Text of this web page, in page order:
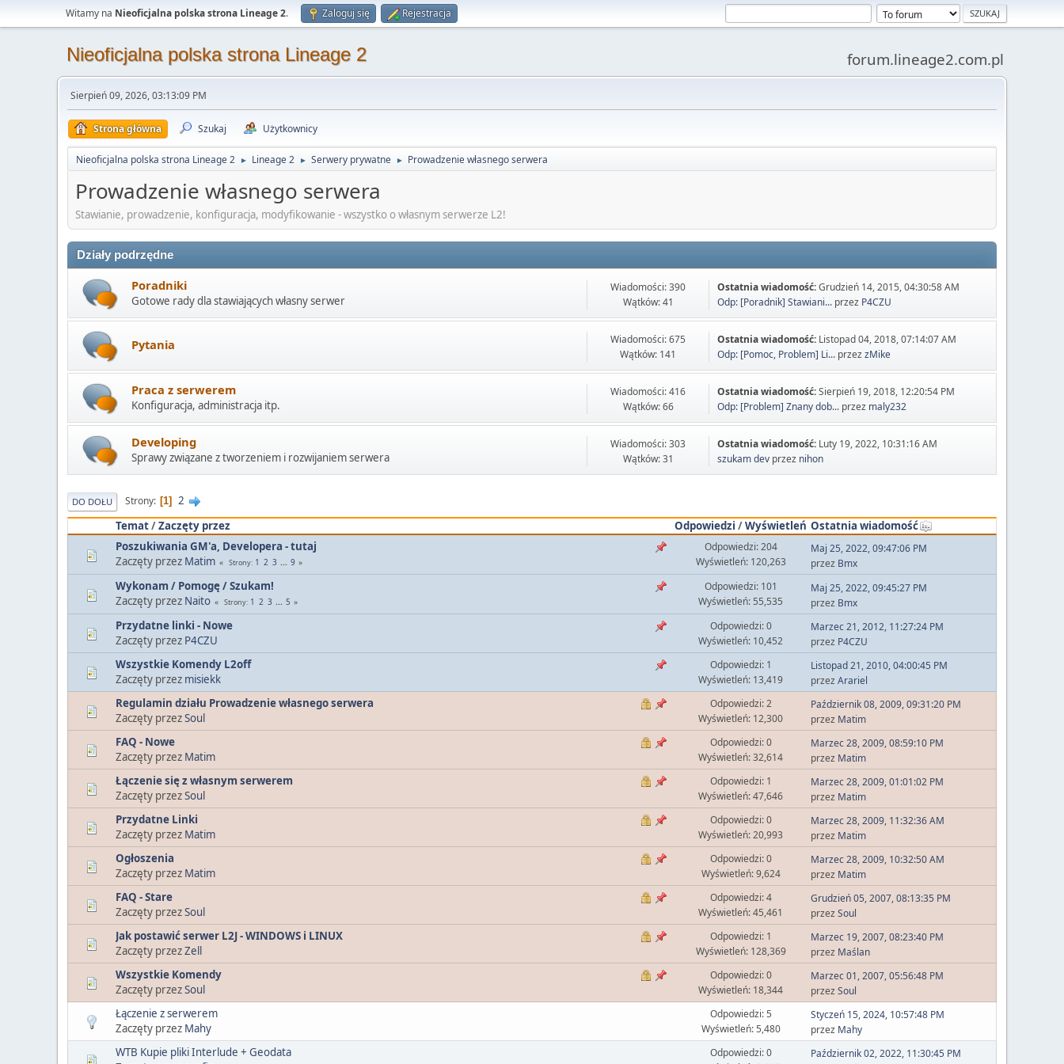
Witamy na Nieoficjalna polska strona Lineage 2. Zaloguj się Rejestracja
Nieoficjalna polska strona Lineage 2 forum.lineage2.com.pl
Sierpień 09, 2026, 03:13:09 PM
Strona główna Szukaj Użytkownicy
Nieoficjalna polska strona Lineage 2 ► Lineage 2 ► Serwery prywatne ► Prowadzenie własnego serwera
Prowadzenie własnego serwera
Stawianie, prowadzenie, konfiguracja, modyfikowanie - wszystko o własnym serwerze L2!
Działy podrzędne
Poradniki
Gotowe rady dla stawiających własny serwer
Wiadomości: 390
Wątków: 41
Ostatnia wiadomość:Grudzień 14, 2015, 04:30:58 AM
Odp: [Poradnik] Stawiani... przez P4CZU
Pytania
Wiadomości: 675
Wątków: 141
Ostatnia wiadomość: Listopad 04, 2018, 07:14:07 AM
Odp: [Pomoc, Problem] Li... przezzMike
Praca z serwerem
Konfiguracja, administracja itp.
Wiadomości: 416
Wątków: 66
Ostatnia wiadomość:Sierpień 19, 2018, 12:20:54 PM
Odp: [Problem] Znany dob... przez maly232
Developing
Sprawy związane z tworzeniem i rozwijaniem serwera
Wiadomości: 303
Wątków: 31
Ostatnia wiadomość: Luty 19, 2022, 10:31:16 AM
szukam dev przez nihon
DO DOŁU Strony 1
2
Temat/Zaczęty przez Odpowiedzi /Wyświetleń Ostatnia wiadomość
Poszukiwania GM'a, Developera - tutaj
Zaczęty przez Matim Strony 1 2 3 ... 9
Odpowiedzi: 204
Wyświetleń: 120,263
Maj 25, 2022, 09:47:06 PM
przez Bmx
Wykonam / Pomogę / Szukam!
Zaczęty przez Naito Strony 1 2 3 ... 5
Odpowiedzi: 101
Wyświetleń: 55,535
Maj 25, 2022, 09:45:27 PM
przez Bmx
Przydatne linki - Nowe
Zaczęty przez P4CZU
Odpowiedzi: 0
Wyświetleń: 10,452
Marzec 21, 2012, 11:27:24 PM
przez P4CZU
Wszystkie Komendy L2off
Zaczęty przez misiekk
Odpowiedzi: 1
Wyświetleń: 13,419
Listopad 21, 2010, 04:00:45 PM
przezArariel
Regulamin działu Prowadzenie własnego serwera
Zaczęty przezSoul
Odpowiedzi: 2
Wyświetleń: 12,300
Październik 08, 2009, 09:31:20 PM
przez Matim
FAQ - Nowe
Zaczęty przez Matim
Odpowiedzi: 0
Wyświetleń: 32,614
Marzec 28, 2009, 08:59:10 PM
przez Matim
Łączenie się z własnym serwerem
Zaczęty przezSoul
Odpowiedzi: 1
Wyświetleń: 47,646
Marzec 28, 2009, 01:01:02 PM
przez Matim
Przydatne Linki
Zaczęty przez Matim
Odpowiedzi: 0
Wyświetleń: 20,993
Marzec 28, 2009, 11:32:36 AM
przez Matim
Ogłoszenia
Zaczęty przez Matim
Odpowiedzi: 0
Wyświetleń: 9,624
Marzec 28, 2009, 10:32:50 AM
przez Matim
FAQ - Stare
Zaczęty przezSoul
Odpowiedzi: 4
Wyświetleń: 45,461
Grudzień 05, 2007, 08:13:35 PM
przezSoul
Jak postawić serwer L2J - WINDOWS i LINUX
Zaczęty przezZell
Odpowiedzi: 1
Wyświetleń: 128,369
Marzec 19, 2007, 08:23:40 PM
przez Maślan
Wszystkie Komendy
Zaczęty przezSoul
Odpowiedzi: 0
Wyświetleń: 18,344
Marzec 01, 2007, 05:56:48 PM
przezSoul
Łączenie z serwerem
Zaczęty przez Mahy
Odpowiedzi: 5
Wyświetleń: 5,480
Styczeń 15, 2024, 10:57:48 PM
przez Mahy
WTB Kupie pliki Interlude + Geodata
Odpowiedzi: 0
Październik 02, 2022, 11:30:45 PM